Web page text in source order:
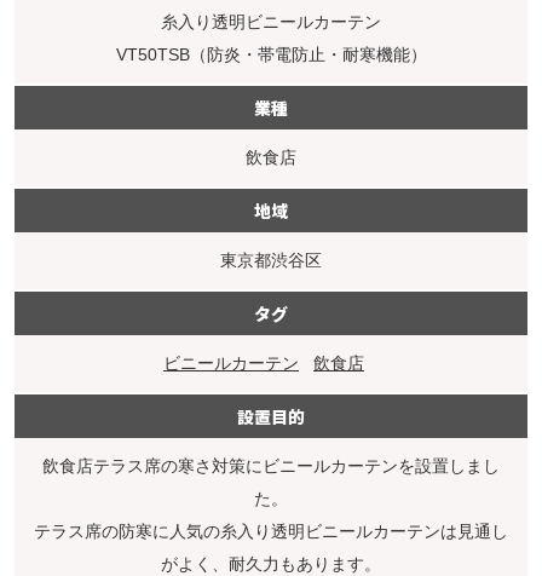
糸入り透明ビニールカーテン
VT50TSB（防炎・帯電防止・耐寒機能）
業種
飲食店
地域
東京都渋谷区
タグ
ビニールカーテン 飲食店
設置目的
飲食店テラス席の寒さ対策にビニールカーテンを設置しまし
た。
テラス席の防寒に人気の糸入り透明ビニールカーテンは見通し
がよく、耐久力もあります。